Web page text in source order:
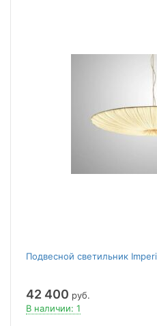
Подвесной светильник
42 400 руб.
В наличии: 1